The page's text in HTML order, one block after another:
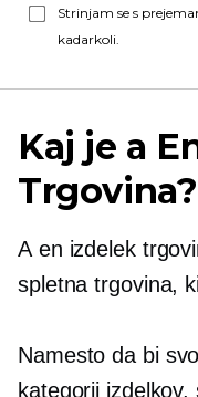
Strinjam se s
kadarkoli.
Kaj je a
Trgovina?
A en izdelek
spletna trgovina,
Namesto da bi
kategorij